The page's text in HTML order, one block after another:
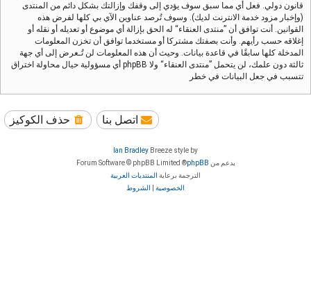
قانون دولي. فعل أي مما سبق سوف يؤدي إلى وقفك وإزالتك بشكل دائم من المنتدى
(وإخبار مزود خدمة الانترنت لديك). وسوف تُرصد عناوين الآي بي كلها لفرض هذه
القوانين. أنت توافق أن ”منتدى العنقاء“ له الحق بإزالة أي موضوع أو تعديله أو نقله أو
إغلاقه حسب رأيهم. وأنت بصفتك مشتركا أو مستخدما توافق أن تخزن المعلومات
المدخلة كلها سابقًا في قاعدة بيانات. وحيث أن هذه المعلومات لن تُـعرض إلى أي جهة
ثالثة دون علمك، لن يتحمل ”منتدى العنقاء“ ولا phpBB أي مسؤولية حيال محاولة اختراق
تتسبب في جعل البيانات في خطر
حذف الكوكيز اتصل بنا
Breeze style by
Ian Bradley
بدعم من phpBB
® Forum Software © phpBB Limited
الترجمة برعاية المنتديات العربية
الخصوصية
الشروط